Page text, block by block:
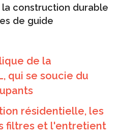
construction durable
de guide
de la
qui se soucie du
résidentielle, les
filtres et l'entretient